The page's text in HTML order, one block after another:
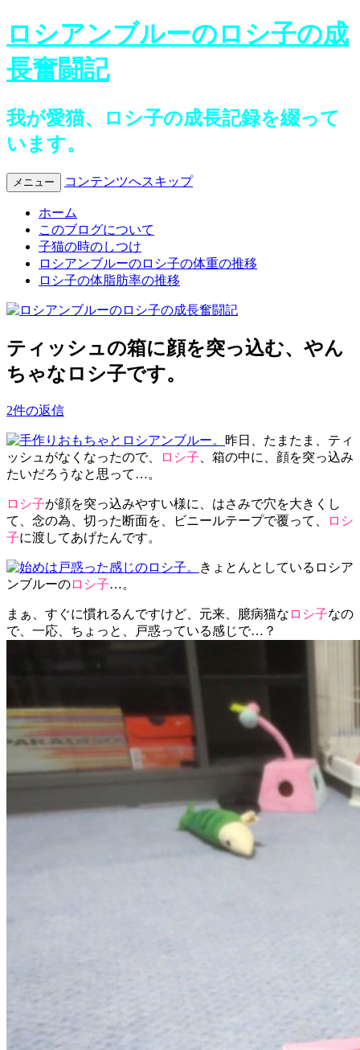
ロシアンブルーのロシ子の成
長奮闘記
我が愛猫、ロシ子の成長記録を綴って
います。
メニュー コンテンツへスキップ
ホーム
このブログについて
子猫の時のしつけ
ロシアンブルーのロシ子の体重の推移
ロシ子の体脂肪率の推移
ティッシュの箱に顔を突っ込む、やん
ちゃなロシ子です。
2件の返信
昨日、たまたま、ティ
ッシュがなくなったので、
ロシ子 、箱の中に、顔を突っ込み
たいだろうなと思って…。
ロシ子が顔を突っ込みやすい様に、はさみで穴を大きくし
て、念の為、切った断面を、ビニールテープで覆って、
ロシ
子に渡してあげたんです。
きょとんとしているロシア
ンブルーのロシ子…。
まぁ、すぐに慣れるんですけど、元来、臆病猫な ロシ子なの
で、一応、ちょっと、戸惑っている感じで…？